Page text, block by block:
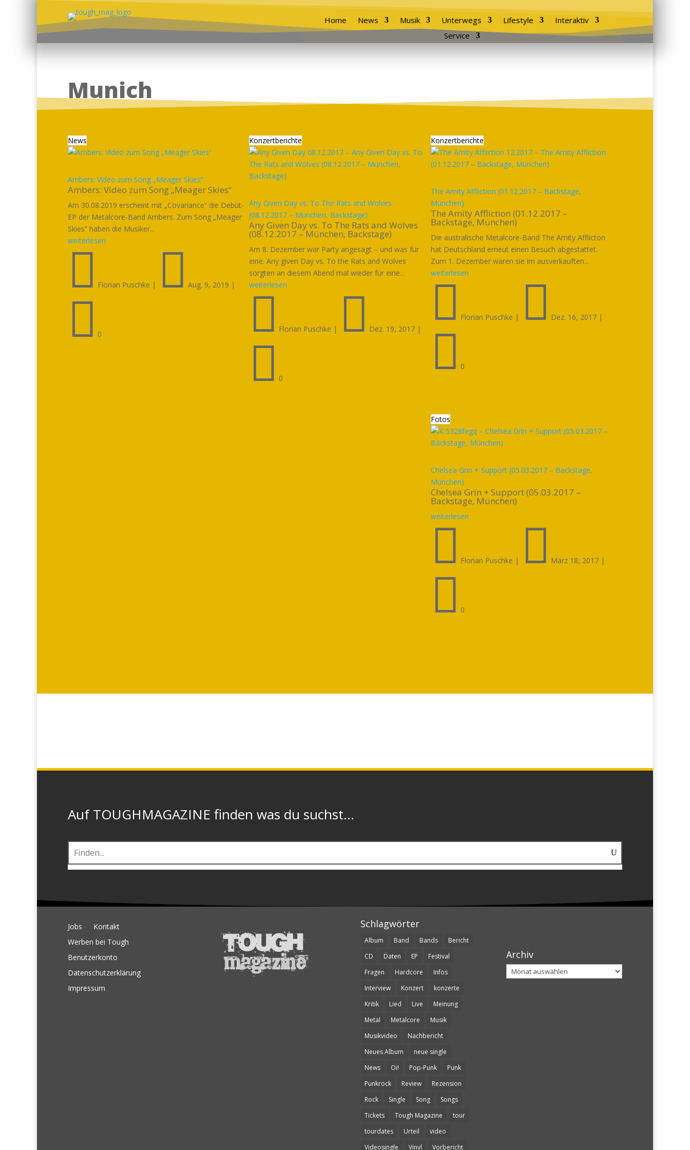
Home News Musik Unterwegs Lifestyle
Interaktiv
Service
Munich
News
Ambers: Video zum Song „Meager Skies“
Ambers: Video zum Song „Meager Skies“
Am 30.08.2019 erscheint mit „Covariance“ die Debüt-
EP der Metalcore-Band Ambers. Zum Song „Meager
Skies“ haben die Musiker...
weiterlesen
 Florian Puschke |  Aug. 9, 2019 |
 0
Konzertberichte
Any Given Day vs. To The Rats and Wolves
(08.12.2017 – München, Backstage)
Any Given Day vs. To The Rats and Wolves
(08.12.2017 – München, Backstage)
Am 8. Dezember war Party angesagt – und was für
eine. Any given Day vs. To the Rats and Wolves
sorgten an diesem Abend mal wieder für eine...
weiterlesen
 Florian Puschke |  Dez. 19, 2017 |
 0
Konzertberichte
The Amity Affliction (01.12.2017 – Backstage,
München)
The Amity Affliction (01.12.2017 –
Backstage, München)
Die australische Metalcore-Band The Amity Afflicton
hat Deutschland erneut einen Besuch abgestattet.
Zum 1. Dezember waren sie im ausverkauften...
weiterlesen
 Florian Puschke |  Dez. 16, 2017|
 0
Fotos
Chelsea Grin + Support (05.03.2017 – Backstage,
München)
Chelsea Grin + Support (05.03.2017 –
Backstage, München)
weiterlesen
 Florian Puschke |  März 18, 2017|
 0
Auf TOUGHMAGAZINE finden was du suchst...
Jobs
Kontakt
Werben bei Tough
Benutzerkonto
Datenschutzerklärung
Impressum
Schlagwörter
Album Band Bands
Bericht
CD
Daten EP
Festival
Fragen
Hardcore
Infos
Interview
Konzert
konzerte
Kritik
Lied Live
Meinung
Metal
Metalcore
Musik
Musikvideo
Nachbericht
Neues Album
neue single
News
Oi! Pop-Punk
Punk
Punkrock
Review
Rezension
Rock
Single Song
Songs
Tickets
Tough Magazine
tour
tourdates
Urteil
video
Videosingle
Vinyl Vorbericht
Archiv
Archiv